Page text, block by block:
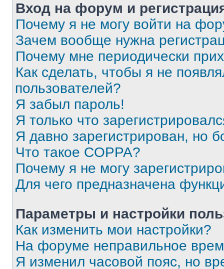
Вход на форум и
Почему я не могу войти на
Зачем вообще нужна
Почему мне периодически
Как сделать, чтобы я не
пользователей?
Я забыл пароль!
Я только что
Я давно зарегистрирован, но
Что такое COPPA?
Почему я не могу
Для чего предназначена
Параметры и настройки
Как изменить мои настройки?
На форуме неправильное
Я изменил часовой пояс, но